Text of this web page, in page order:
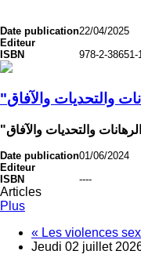
Date publication22/04/2025
Editeur
ISBN
978-2-38651-
Date publication01/06/2024
Editeur
ISBN
----
Articles
Plus
« Les violences
Jeudi 02 juillet